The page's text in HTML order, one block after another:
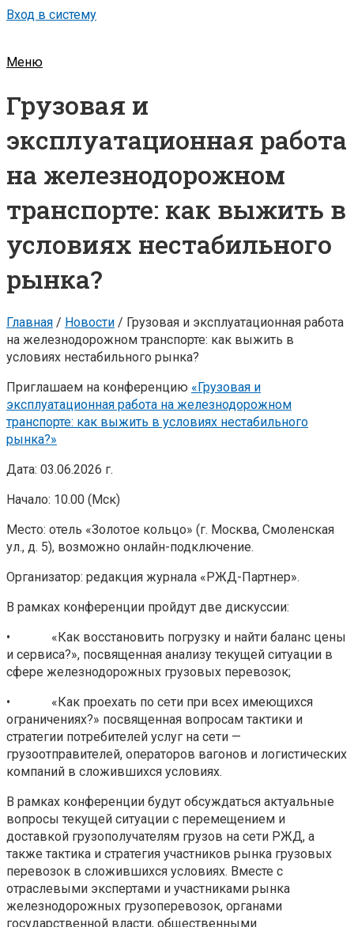
Вход в систему
Меню
Грузовая и
эксплуатационная работа
на железнодорожном
транспорте: как выжить в
условиях нестабильного
рынка?
Главная / Новости / Грузовая и эксплуатационная работа
на железнодорожном транспорте: как выжить в
условиях нестабильного рынка?
Приглашаем на конференцию «Грузовая и
эксплуатационная работа на железнодорожном
транспорте: как выжить в условиях нестабильного
рынка?»
Дата: 03.06.2026 г.
Начало: 10.00 (Мск)
Место: отель «Золотое кольцо» (г. Москва, Смоленская
ул., д. 5), возможно онлайн-подключение.
Организатор: редакция журнала «РЖД-Партнер».
В рамках конференции пройдут две дискуссии:
• «Как восстановить погрузку и найти баланс цены
и сервиса?», посвященная анализу текущей ситуации в
сфере железнодорожных грузовых перевозок;
• «Как проехать по сети при всех имеющихся
ограничениях?» посвященная вопросам тактики и
стратегии потребителей услуг на сети —
грузоотправителей, операторов вагонов и логистических
компаний в сложившихся условиях.
В рамках конференции будут обсуждаться актуальные
вопросы текущей ситуации с перемещением и
доставкой грузополучателям грузов на сети РЖД, а
также тактика и стратегия участников рынка грузовых
перевозок в сложившихся условиях. Вместе с
отраслевыми экспертами и участниками рынка
железнодорожных грузоперевозок, органами
государственной власти, общественными